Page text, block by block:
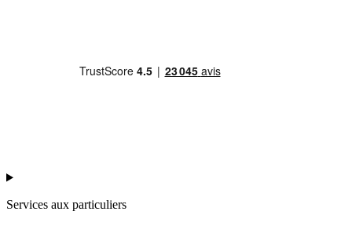
Services aux particuliers